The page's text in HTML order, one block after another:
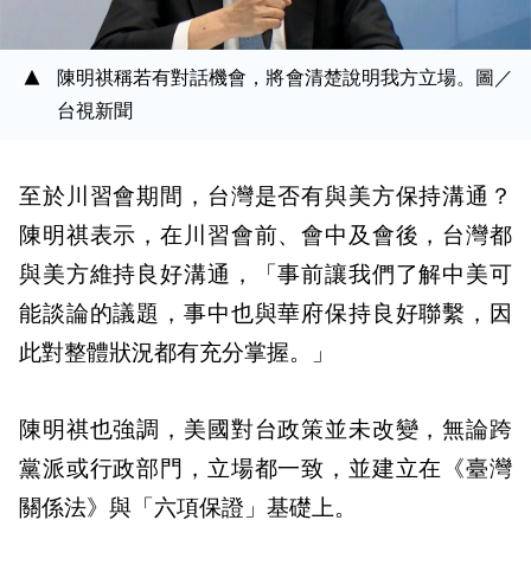
陳明祺稱若有對話機會，將會清楚說明我方立場。圖／
台視新聞
至於川習會期間，台灣是否有與美方保持溝通？
陳明祺表示，在川習會前、會中及會後，台灣都
與美方維持良好溝通，「事前讓我們了解中美可
能談論的議題，事中也與華府保持良好聯繫，因
此對整體狀況都有充分掌握。」
陳明祺也強調，美國對台政策並未改變，無論跨
黨派或行政部門，立場都一致，並建立在《臺灣
關係法》與「六項保證」基礎上。